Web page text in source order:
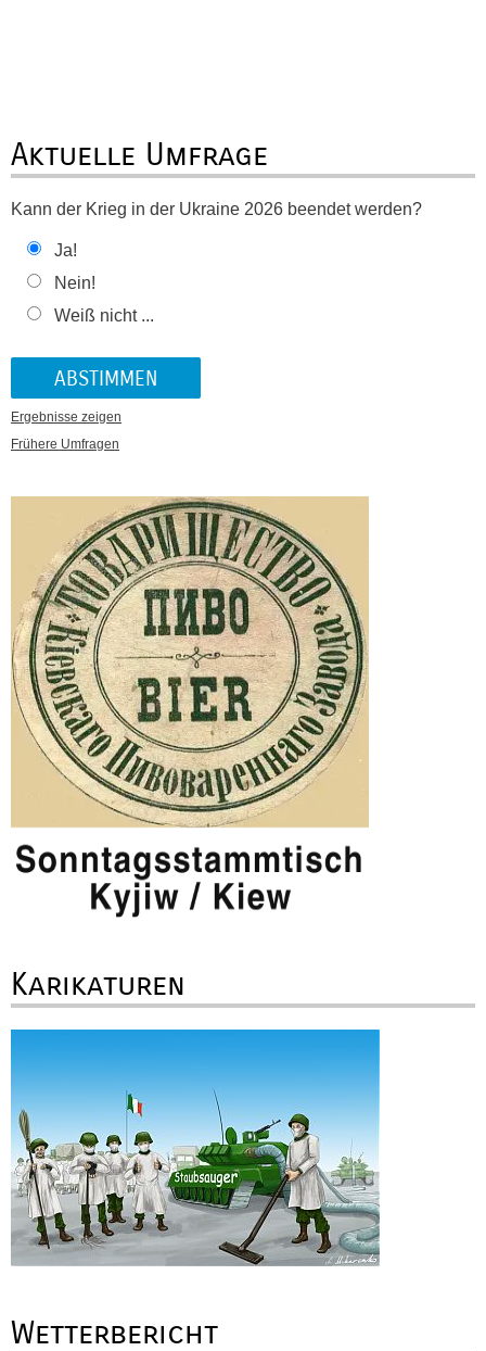
Aktuelle Umfrage
Kann der Krieg in der Ukraine 2026 beendet werden?
Ja!
Nein!
Weiß nicht ...
Ergebnisse zeigen
Frühere Umfragen
Karikaturen
Wetterbericht